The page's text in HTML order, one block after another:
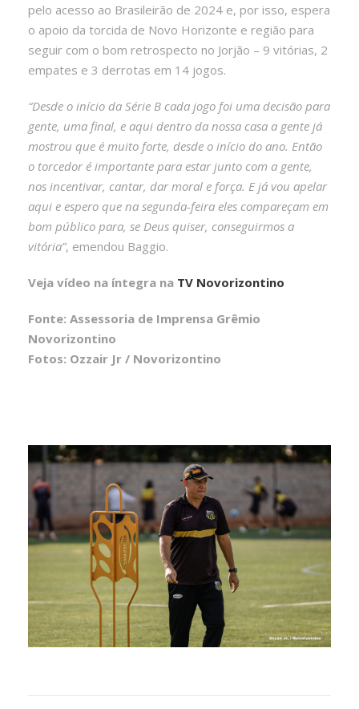
pelo acesso ao Brasileirão de 2024 e, por isso, espera
o apoio da torcida de Novo Horizonte e região para
seguir com o bom retrospecto no Jorjão – 9 vitórias, 2
empates e 3 derrotas em 14 jogos.
“Desde o início da Série B cada jogo foi uma decisão para
gente, uma final, e aqui dentro da nossa casa a gente já
mostrou que é muito forte, desde o início do ano. Então
o torcedor é importante para estar junto com a gente,
nos incentivar, cantar, dar moral e força. E já vou apelar
aqui e espero que na segunda-feira eles compareçam em
bom público para, se Deus quiser, conseguirmos a
vitória”, emendou Baggio.
Veja vídeo na íntegra na TV Novorizontino
Fonte: Assessoria de Imprensa Grêmio
Novorizontino
Fotos: Ozzair Jr / Novorizontino